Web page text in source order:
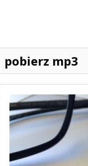
pobierz mp3